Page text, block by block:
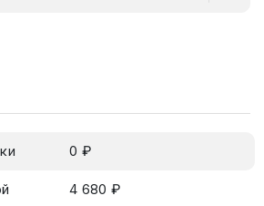
0 ₽
4 680 ₽